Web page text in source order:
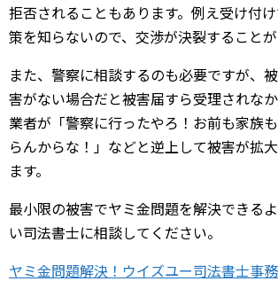
拒否されることもあります。例え受け付
策を知らないので、交渉が決裂することが
また、警察に相談するのも必要ですが、
害がない場合だと被害届すら受理されな
業者が「警察に行ったやろ！お前も家族
らんからな！」などと逆上して被害が拡
ます。
最小限の被害でヤミ金問題を解決できる
い司法書士に相談してください。
ヤミ金問題解決！ウイズユー司法書士事